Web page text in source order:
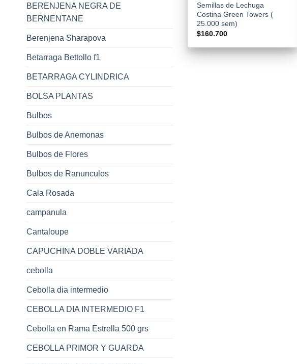
BERENJENA NEGRA DE
BERNENTANE
Berenjena Sharapova
Betarraga Bettollo f1
BETARRAGA CYLINDRICA
BOLSA PLANTAS
Bulbos
Bulbos de Anemonas
Bulbos de Flores
Bulbos de Ranunculos
Cala Rosada
campanula
Cantaloupe
CAPUCHINA DOBLE VARIADA
cebolla
Cebolla dia intermedio
CEBOLLA DIA INTERMEDIO F1
Cebolla en Rama Estrella 500 grs
CEBOLLA PRIMOR Y GUARDA
Semillas de Lechuga
Costina Green Towers (
25.000 sem)
$160.700